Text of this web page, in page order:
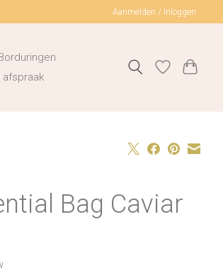
Aanmelden / Inloggen
afspraak
Bag Caviar